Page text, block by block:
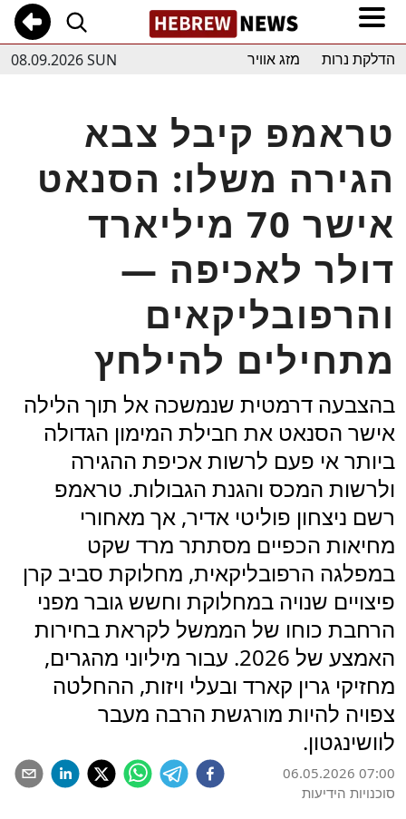
08.09.2026 SUN הדלקת נרות מזג אוויר
טראמפ קיבל צבא
הגירה משלו: הסנאט
אישר 70 מיליארד
דולר לאכיפה —
והרפובליקאים
מתחילים להילחץ
בהצבעה דרמטית שנמשכה אל תוך הלילה
אישר הסנאט את חבילת המימון הגדולה
ביותר אי פעם לרשות אכיפת ההגירה
ולרשות המכס והגנת הגבולות. טראמפ
רשם ניצחון פוליטי אדיר, אך מאחורי
מחיאות הכפיים מסתתר מרד שקט
במפלגה הרפובליקאית, מחלוקת סביב קרן
פיצויים שנויה במחלוקת וחשש גובר מפני
הרחבת כוחו של הממשל לקראת בחירות
האמצע של 2026. עבור מיליוני מהגרים,
מחזיקי גרין קארד ובעלי ויזות, ההחלטה
צפויה להיות מורגשת הרבה מעבר
לוושינגטון.
06.05.2026 07:00
סוכנויות הידיעות